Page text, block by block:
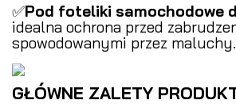
✅Pod foteliki samochodowe
idealna ochrona przed
spowodowanymi przez maluchy.
GŁÓWNE ZALETY